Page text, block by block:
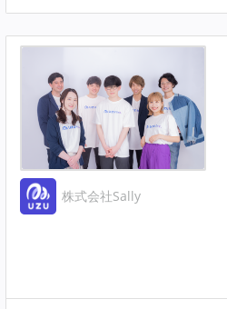
株式会社Sally